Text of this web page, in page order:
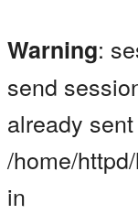
Warning:
send
already
/home/
in